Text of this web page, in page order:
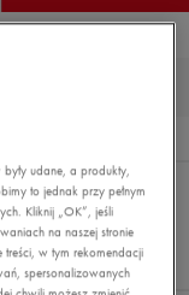
udane, a produkty,
to jednak przy pełnym
Kliknij „OK”, jeśli
na naszej stronie
w tym rekomendacji
spersonalizowanych